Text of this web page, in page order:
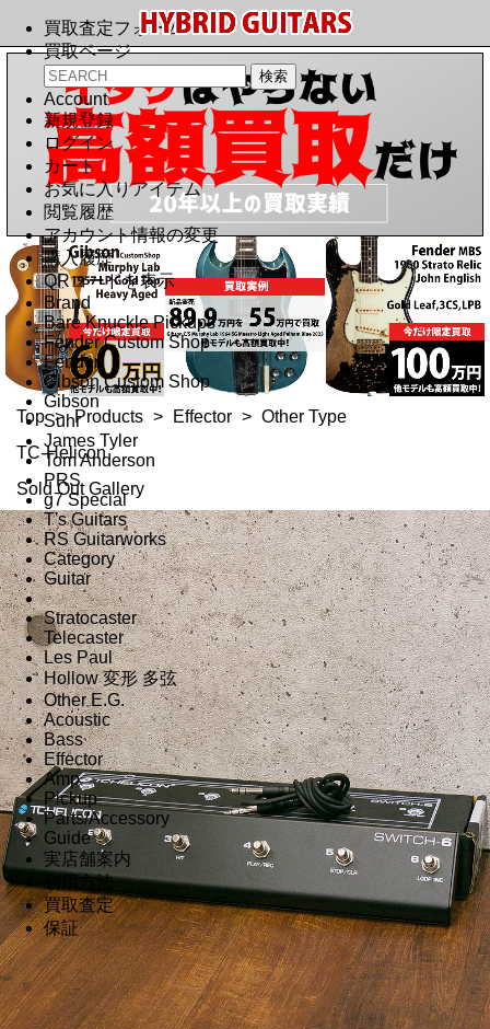
買取査定フォーム
買取ページ
Account
新規登録
ログイン
カート
お気に入りアイテム
閲覧履歴
アカウント情報の変更
購入履歴
QRコードを表示
Brand
Bare Knuckle Pickups
Fender Custom Shop
Fender
Gibson Custom Shop
Gibson
Suhr
James Tyler
Tom Anderson
PRS
g7 Special
T's Guitars
RS Guitarworks
Category
Guitar
Stratocaster
Telecaster
Les Paul
Hollow 変形 多弦
Other E.G.
Acoustic
Bass
Effector
Amp
Pickup
Parts/Accessory
Guide
実店舗案内
利用方法
買取査定
保証
Top > Products > Effector > Other Type
TC-Helicon
Sold Out Gallery